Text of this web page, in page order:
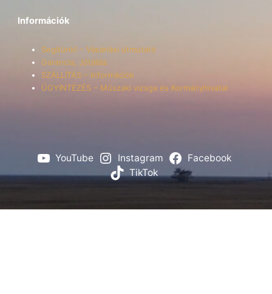
Információk
Segítünk! – Vásárlási útmutató
Garancia, Jótállás
SZÁLLÍTÁS – Információk
ÜGYINTÉZÉS – Műszaki vizsga és Kormányhivatal
YouTube Instagram
Facebook
TikTok